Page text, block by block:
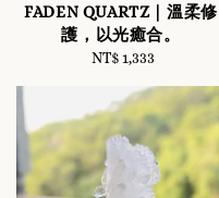
FADEN QUARTZ｜溫柔修
護，以光癒合。
Regular
NT$ 1,333